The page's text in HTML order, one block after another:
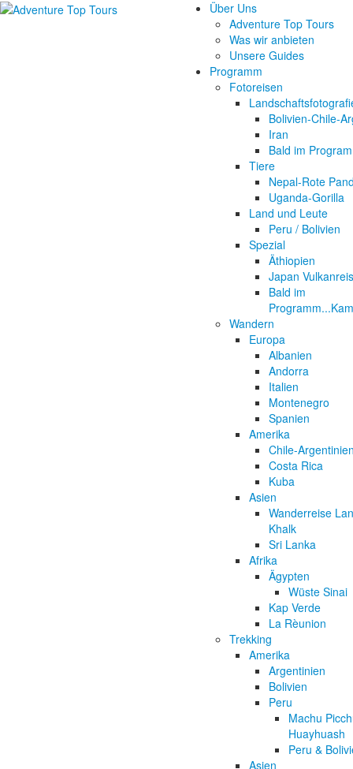
Über Uns
Adventure Top Tours
Was wir anbieten
Unsere Guides
Programm
Fotoreisen
Bolivien-Chile-
Iran
Bald im
Tiere
Nepal-Rote
Uganda-Gorilla
Land und Leute
Peru / Bolivien
Spezial
Äthiopien
Japan
Bald im
Wandern
Europa
Albanien
Andorra
Italien
Montenegro
Spanien
Amerika
Chile-
Costa Rica
Kuba
Asien
Wanderreise
Khalk
Sri Lanka
Afrika
Ägypten
Wüste Sinai
Kap Verde
La Rèunion
Trekking
Amerika
Argentinien
Bolivien
Peru
Machu
Huayhuash
Peru &
Asien